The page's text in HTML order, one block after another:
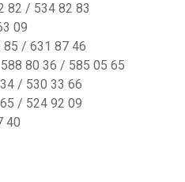
82 / 534 82 83
09
85 / 631 87 46
588 80 36 / 585 05 65
34 / 530 33 66
65 / 524 92 09
40